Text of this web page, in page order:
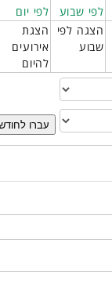
הצגה לפי
שבוע
הצגת
אירועים
להיום
עברו